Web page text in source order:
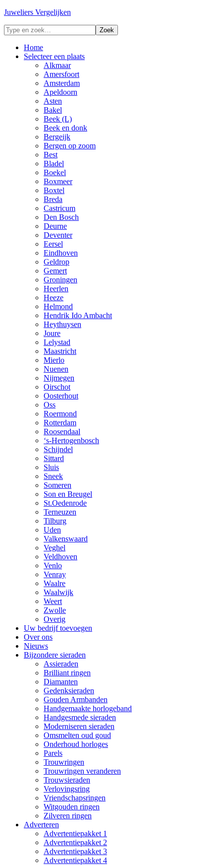
Juweliers Vergelijken
Home
Selecteer een plaats
Alkmaar
Amersfoort
Amsterdam
Apeldoorn
Asten
Bakel
Beek (L)
Beek en donk
Bergeijk
Bergen op zoom
Best
Bladel
Boekel
Boxmeer
Boxtel
Breda
Castricum
Den Bosch
Deurne
Deventer
Eersel
Eindhoven
Geldrop
Gemert
Groningen
Heerlen
Heeze
Helmond
Hendrik Ido Ambacht
Heythuysen
Joure
Lelystad
Maastricht
Mierlo
Nuenen
Nijmegen
Oirschot
Oosterhout
Oss
Roermond
Rotterdam
Roosendaal
‘s-Hertogenbosch
Schijndel
Sittard
Sluis
Sneek
Someren
Son en Breugel
St.Oedenrode
Terneuzen
Tilburg
Uden
Valkenswaard
Veghel
Veldhoven
Venlo
Venray
Waalre
Waalwijk
Weert
Zwolle
Overig
Uw bedrijf toevoegen
Over ons
Nieuws
Bijzondere sieraden
Assieraden
Brilliant ringen
Diamanten
Gedenksieraden
Gouden Armbanden
Handgemaakte horlogeband
Handgesmede sieraden
Moderniseren sieraden
Omsmelten oud goud
Onderhoud horloges
Parels
Trouwringen
Trouwringen veranderen
Trouwsieraden
Verlovingsring
Vriendschapsringen
Witgouden ringen
Zilveren ringen
Adverteren
Advertentiepakket 1
Advertentiepakket 2
Advertentiepakket 3
Advertentiepakket 4